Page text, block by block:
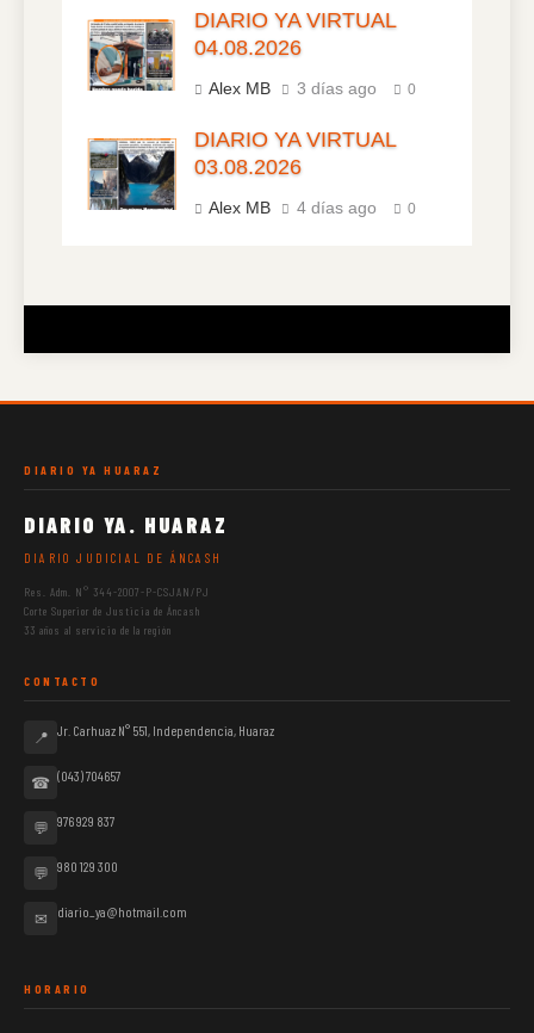
DIARIO YA VIRTUAL
04.08.2026
Alex MB 3 días ago 0
DIARIO YA VIRTUAL
03.08.2026
Alex MB 4 días ago 0
DIARIO YA HUARAZ
DIARIO YA. HUARAZ
DIARIO JUDICIAL DE ÁNCASH
Res. Adm. N° 344-2007-P-CSJAN/PJ
Corte Superior de Justicia de Áncash
33 años al servicio de la región
CONTACTO
📍 Jr. Carhuaz N° 551, Independencia, Huaraz
☎ (043) 704657
💬 976 929 837
💬 980 129 300
✉ diario_ya@hotmail.com
HORARIO